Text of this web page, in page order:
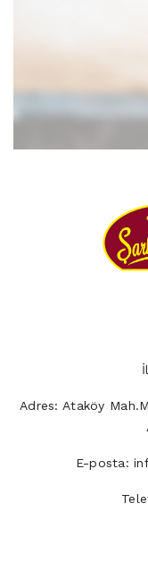
Adres: Ataköy
E-posta: